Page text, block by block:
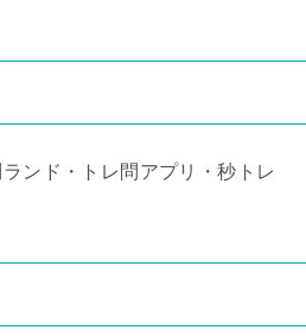
ンド・トレ問アプリ・秒トレ